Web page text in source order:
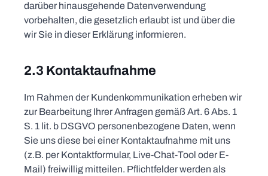
darüber hinausgehende Datenverwendung
vorbehalten, die gesetzlich erlaubt ist und über die
wir Sie in dieser Erklärung informieren.
2.3 Kontaktaufnahme
Im Rahmen der Kundenkommunikation erheben wir
zur Bearbeitung Ihrer Anfragen gemäß Art. 6 Abs. 1
S. 1 lit. b DSGVO personenbezogene Daten, wenn
Sie uns diese bei einer Kontaktaufnahme mit uns
(z.B. per Kontaktformular, Live-Chat-Tool oder E-
Mail) freiwillig mitteilen. Pflichtfelder werden als